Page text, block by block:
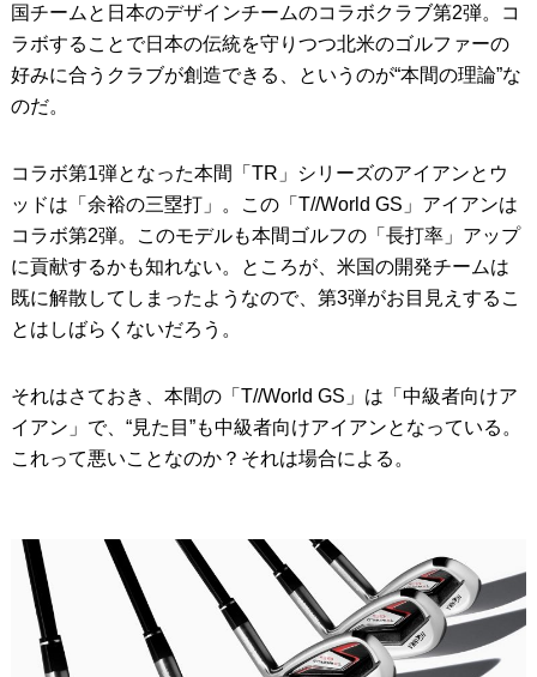
国チームと日本のデザインチームのコラボクラブ第2弾。コ
ラボすることで日本の伝統を守りつつ北米のゴルファーの
好みに合うクラブが創造できる、というのが“本間の理論”な
のだ。
コラボ第1弾となった本間「TR」シリーズのアイアンとウ
ッドは「余裕の三塁打」。この「T//World GS」アイアンは
コラボ第2弾。このモデルも本間ゴルフの「長打率」アップ
に貢献するかも知れない。ところが、米国の開発チームは
既に解散してしまったようなので、第3弾がお目見えするこ
とはしばらくないだろう。
それはさておき、本間の「T//World GS」は「中級者向けア
イアン」で、“見た目”も中級者向けアイアンとなっている。
これって悪いことなのか？それは場合による。